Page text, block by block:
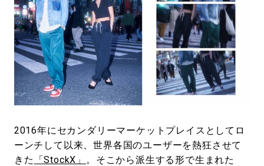
#Commune H #FOCUS IT #AH.H
#ととけん #FASHION #MUSIC #MOVIE
#LIFESTYLE #SNEAKER #OUTDOOR
#SPORTS #HANDSOME HANDBOOK
2016年にセカンダリーマーケットプレイスとしてロ
ーンチして以来、世界各国のユーザーを熱狂させて
きた
「StockX」 。そこから派生する形で生まれた